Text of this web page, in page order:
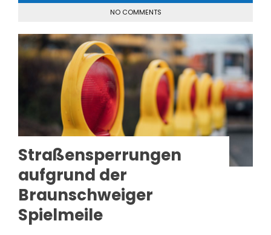
NO COMMENTS
Straßensperrungen
aufgrund der
Braunschweiger
Spielmeile